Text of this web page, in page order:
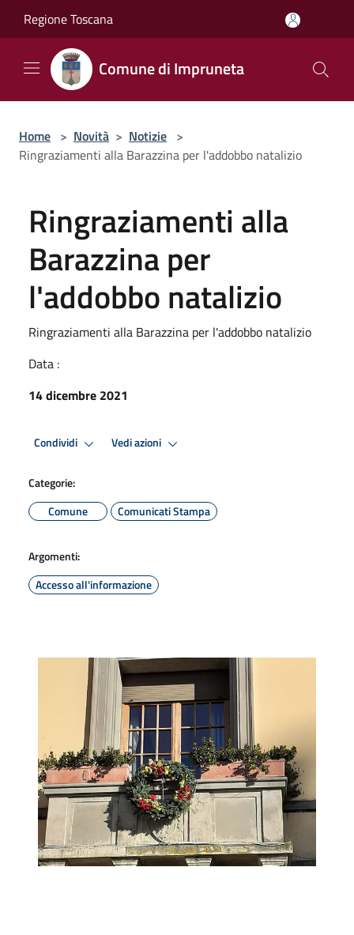
Regione Toscana
Comune di Impruneta
Home > Novità > Notizie >
Ringraziamenti alla Barazzina per l'addobbo natalizio
Ringraziamenti alla
Barazzina per
l'addobbo natalizio
Ringraziamenti alla Barazzina per l'addobbo natalizio
Data :
14 dicembre 2021
Condividi Vedi azioni
Categorie:
Comune
Comunicati Stampa
Argomenti:
Accesso all'informazione